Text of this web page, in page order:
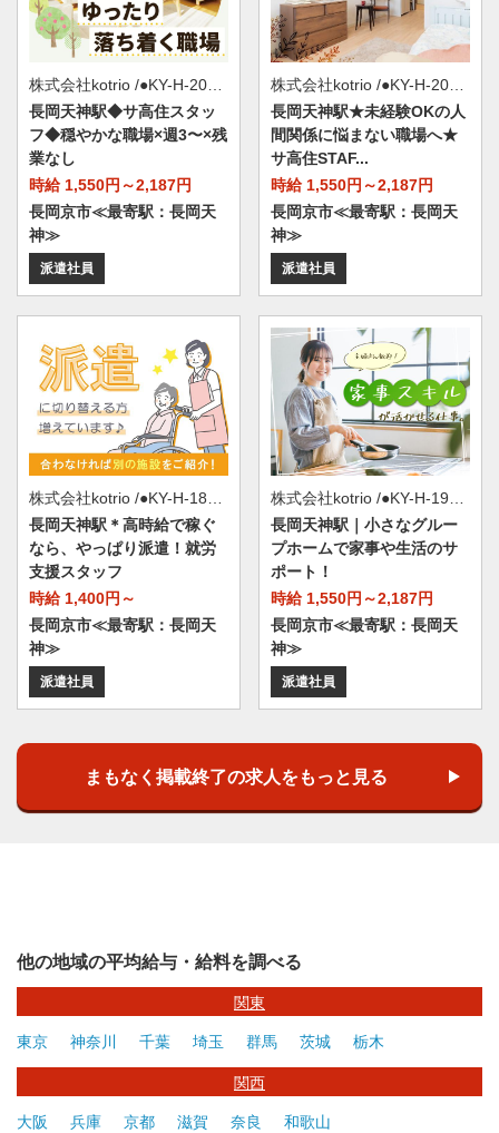
長岡天神駅◆サ高住スタッ
フ◆穏やかな職場×週3〜×残
業なし
時給 1,550円～2,187円
長岡京市≪最寄駅：長岡天
神≫
派遣社員
長岡天神駅★未経験OKの人
間関係に悩まない職場へ★
サ高住STAF...
時給 1,550円～2,187円
長岡京市≪最寄駅：長岡天
神≫
派遣社員
株式会社kotrio /●KY-H-1869478
長岡天神駅＊高時給で稼ぐ
なら、やっぱり派遣！就労
支援スタッフ
時給 1,400円～
長岡京市≪最寄駅：長岡天
神≫
派遣社員
株式会社kotrio /●KY-H-1953377
長岡天神駅｜小さなグルー
プホームで家事や生活のサ
ポート！
時給 1,550円～2,187円
長岡京市≪最寄駅：長岡天
神≫
派遣社員
まもなく掲載終了の求人をもっと見る
他の地域の平均給与・給料を調べる
関東
東京 神奈川 千葉 埼玉 群馬 茨城 栃木
関西
大阪 兵庫 京都 滋賀 奈良 和歌山